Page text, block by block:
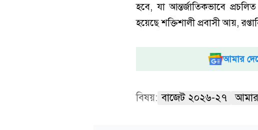
হবে, যা আন্তর্জাতিকভাবে
হয়েছে শক্তিশালী প্রবাসী আয়,
আমার
বিষয়: বাজেট ২০২৬-২৭